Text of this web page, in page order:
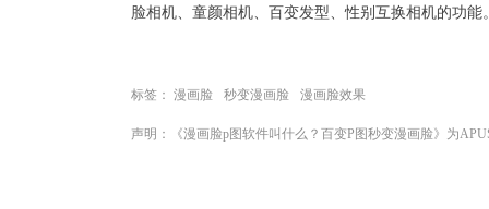
脸相机、童颜相机、百变发型、性别互换相机的功能
标签： 漫画脸 秒变漫画脸 漫画脸效果
声明：《漫画脸p图软件叫什么？百变P图秒变漫画脸》为